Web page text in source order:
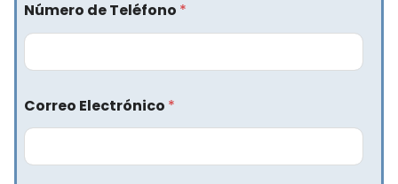
Número de Teléfono *
Correo Electrónico *